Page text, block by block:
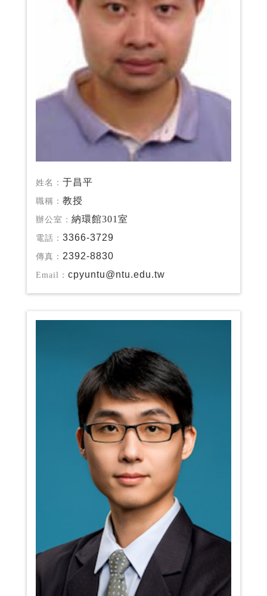
姓名： 于昌平
職稱： 教授
辦公室： 納環館301室
電話： 3366-3729
傳真： 2392-8830
Email： cpyuntu@ntu.edu.tw